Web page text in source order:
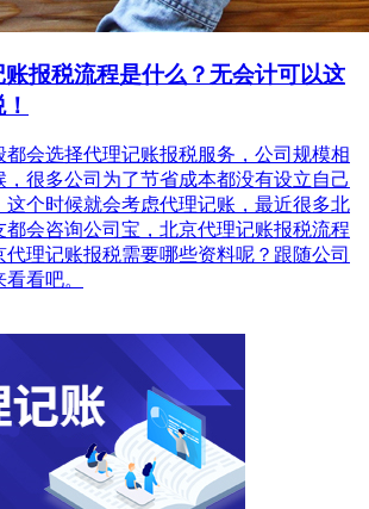
报税流程是什么？无会计可以这
都会选择代理记账报税服务，公司规模相
，很多公司为了节省成本都没有设立自己
这个时候就会考虑代理记账，最近很多北
都会咨询公司宝，北京代理记账报税流程
代理记账报税需要哪些资料呢？跟随公司
看吧。